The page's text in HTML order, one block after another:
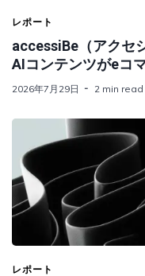
レポート
accessiBe（アクセ
AIコンテンツがeコ
2026年7月29日 2 min read
レポート